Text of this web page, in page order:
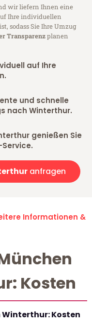
wir liefern Ihnen eine
Ihre individuellen
sodass Sie Ihre Umzug
Transparenzplanen
auf Ihre
und schnelle
nach Winterthur.
genießen Sie
anfragen
Informationen &
Kosten
Winterthur: Kosten